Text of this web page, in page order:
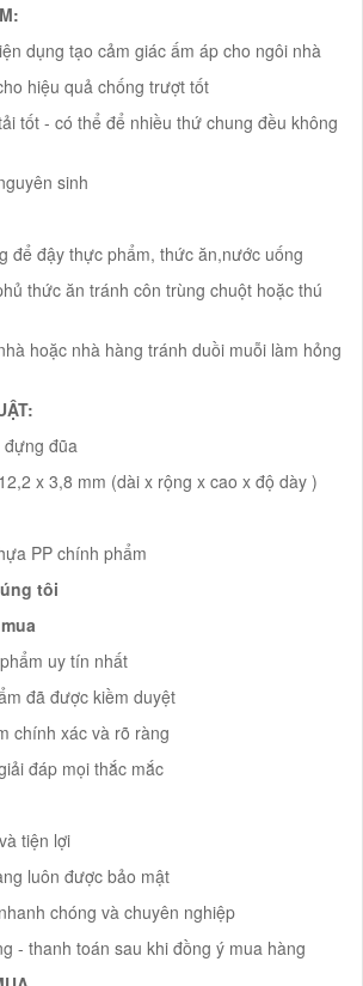
dụng tạo cảm giác ấm áp cho ngôi nhà
hiệu quả chống trượt tốt
tốt - có thể để nhiều thứ chung đều không
sinh
để đậy thực phẩm, thức ăn,nước uống
thức ăn tránh côn trùng chuột hoặc thú
hoặc nhà hàng tránh duồi muỗi làm hỏng
đũa
x 3,8 mm (dài x rộng x cao x độ dày )
PP chính phẩm
tôi
uy tín nhất
đã được kiềm duyệt
chính xác và rõ ràng
đáp mọi thắc mắc
tiện lợi
luôn được bảo mật
chóng và chuyên nghiệp
- thanh toán sau khi đồng ý mua hàng